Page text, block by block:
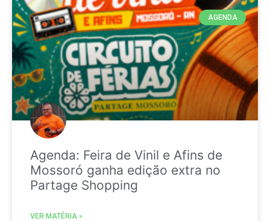
AGENDA
Agenda: Feira de Vinil e Afins de
Mossoró ganha edição extra no
Partage Shopping
VER MATÉRIA »